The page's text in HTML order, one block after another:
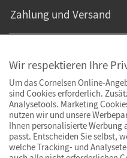
Zahlung und Versand
Wir respektieren Ihre
Um das Cornelsen Online-
sind Cookies erforderlich.
Analysetools. Marketing
nutzen wir und unsere
Ihnen personalisierte Werbung
passt. Entscheiden Sie selbst,
welche Tracking- und